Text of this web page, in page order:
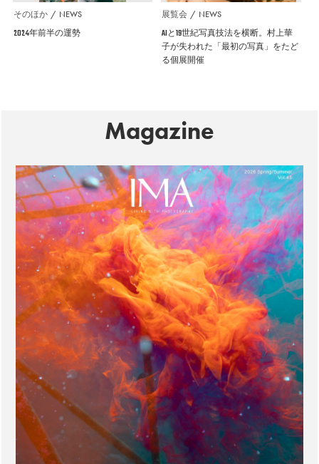
そのほか NEWS
2024年前半の運勢
展覧会 NEWS
AIと19世紀写真技法を横断。村上華
子が失われた「最初の写真」をたど
る個展開催
Magazine